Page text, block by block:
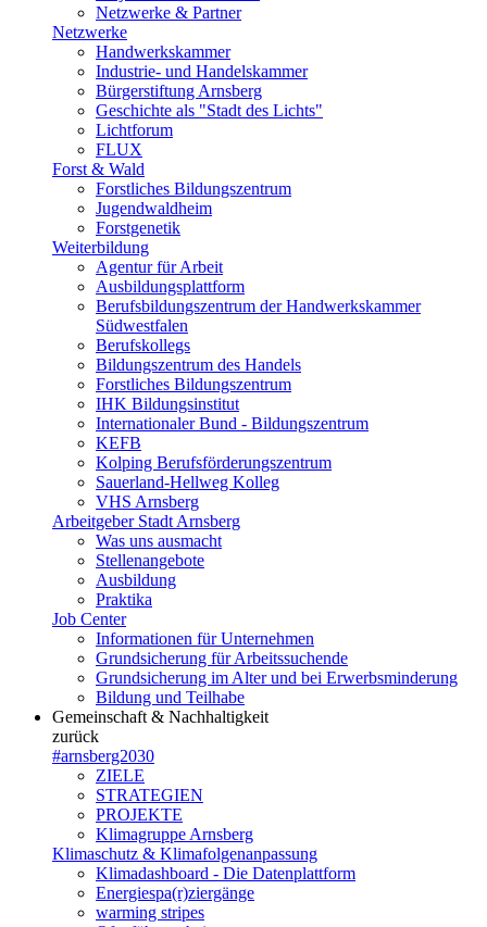
Netzwerke & Partner
Netzwerke
Handwerkskammer
Industrie- und Handelskammer
Bürgerstiftung Arnsberg
Geschichte als "Stadt des Lichts"
Lichtforum
FLUX
Forst & Wald
Forstliches Bildungszentrum
Jugendwaldheim
Forstgenetik
Weiterbildung
Agentur für Arbeit
Ausbildungsplattform
Berufsbildungszentrum der Handwerkskammer
Südwestfalen
Berufskollegs
Bildungszentrum des Handels
Forstliches Bildungszentrum
IHK Bildungsinstitut
Internationaler Bund - Bildungszentrum
KEFB
Kolping Berufsförderungszentrum
Sauerland-Hellweg Kolleg
VHS Arnsberg
Arbeitgeber Stadt Arnsberg
Was uns ausmacht
Stellenangebote
Ausbildung
Praktika
Job Center
Informationen für Unternehmen
Grundsicherung für Arbeitssuchende
Grundsicherung im Alter und bei Erwerbsminderung
Bildung und Teilhabe
Gemeinschaft & Nachhaltigkeit
zurück
#arnsberg2030
ZIELE
STRATEGIEN
PROJEKTE
Klimagruppe Arnsberg
Klimaschutz & Klimafolgenanpassung
Klimadashboard - Die Datenplattform
Energiespa(r)ziergänge
warming stripes